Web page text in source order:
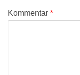
Kommentar *